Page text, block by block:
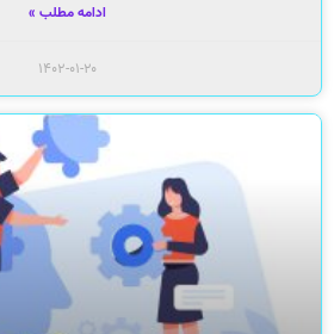
ادامه مطلب »
۱۴۰۲-۰۱-۲۰